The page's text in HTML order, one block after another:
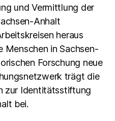
und Vermittlung der
Anhalt
heraus
Menschen in Sachsen-
Forschung neue
trägt die
zur Identitätsstiftung
bei.